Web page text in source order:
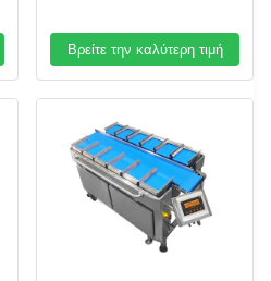
Βρείτε την καλύτερη τιμή